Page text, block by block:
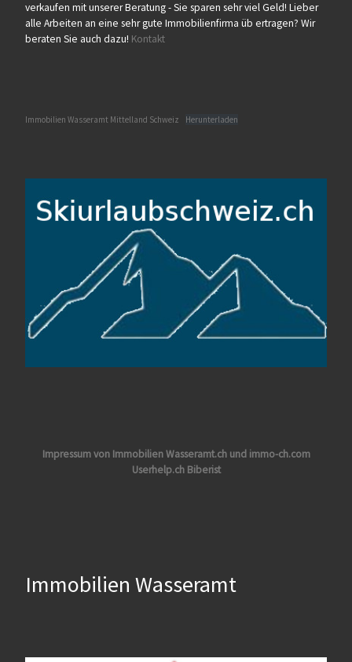
verkaufen mit unserer Beratung - Sie sparen sehr viel Geld! Lieber
alle Arbeiten an eine sehr gute Immobilienfirma üb ertragen? Wir
beraten Sie auch dazu! Kontakt
Immobilien Wasseramt Mittelland Schweiz Herunterladen
Impressum von Immobilien Wasseramt.ch und immo-ch.com
Userhelp.ch Biberist
Immobilien Wasseramt